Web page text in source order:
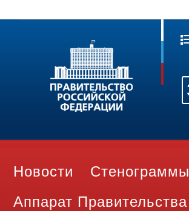
Новости Стенограммы
Аппарат Правительства